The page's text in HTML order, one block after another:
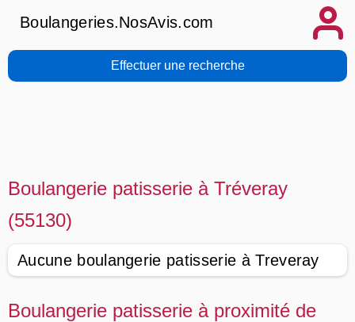
Boulangeries.NosAvis.com
Effectuer une recherche
Boulangerie patisserie à Tréveray
(55130)
Aucune boulangerie patisserie à Treveray
Boulangerie patisserie à proximité de